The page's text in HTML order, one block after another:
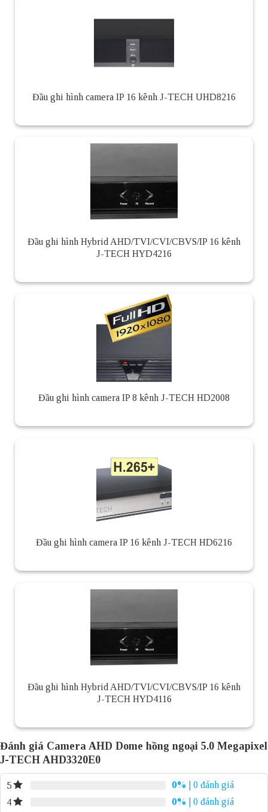
Đầu ghi hình camera IP 16 kênh J-TECH UHD8216
Đầu ghi hình Hybrid AHD/TVI/CVI/CBVS/IP 16 kênh
J-TECH HYD4216
Đầu ghi hình camera IP 8 kênh J-TECH HD2008
Đầu ghi hình camera IP 16 kênh J-TECH HD6216
Đầu ghi hình Hybrid AHD/TVI/CVI/CBVS/IP 16 kênh
J-TECH HYD4116
Đánh giá Camera AHD Dome hồng ngoại 5.0 Megapixel
J-TECH AHD3320E0
5 0%
| 0 đánh giá
4
0%
| 0 đánh giá